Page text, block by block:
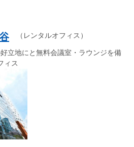
（レンタルオフィス）
立地にと無料会議室・ラウンジを備
ィス